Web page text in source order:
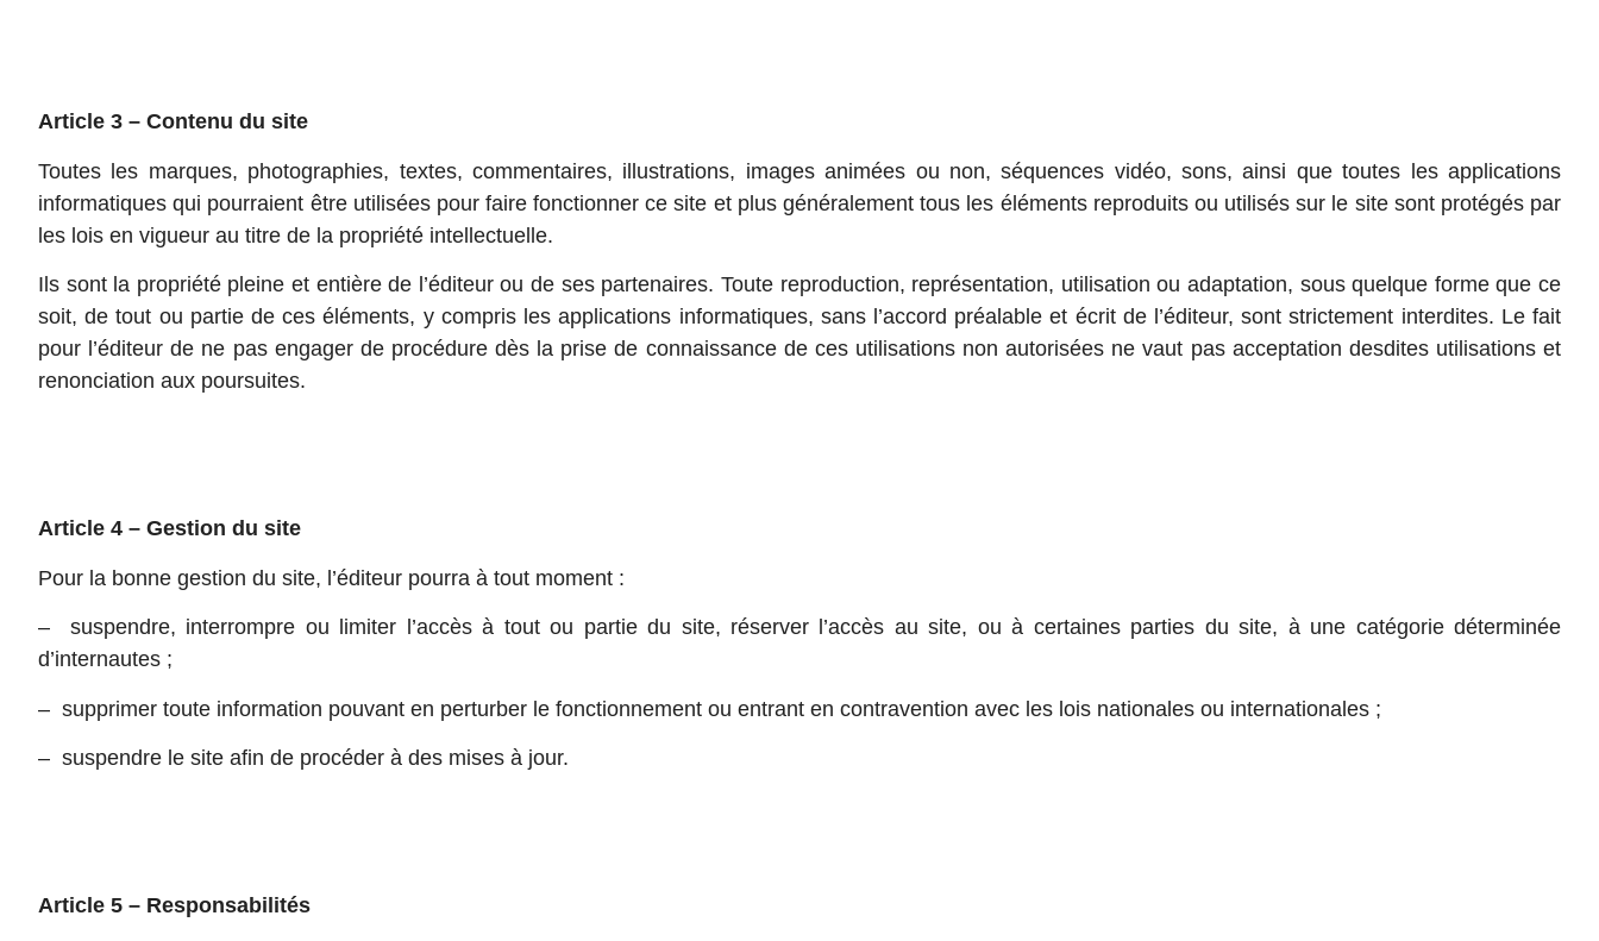
Article 3 – Contenu du site
Toutes les marques, photographies, textes, commentaires, illustrations, images animées ou non, séquences vidéo, sons, ainsi que toutes les applications
informatiques qui pourraient être utilisées pour faire fonctionner ce site et plus généralement tous les éléments reproduits ou utilisés sur le site sont protégés par
les lois en vigueur au titre de la propriété intellectuelle.
Ils sont la propriété pleine et entière de l’éditeur ou de ses partenaires. Toute reproduction, représentation, utilisation ou adaptation, sous quelque forme que ce
soit, de tout ou partie de ces éléments, y compris les applications informatiques, sans l’accord préalable et écrit de l’éditeur, sont strictement interdites. Le fait
pour l’éditeur de ne pas engager de procédure dès la prise de connaissance de ces utilisations non autorisées ne vaut pas acceptation desdites utilisations et
renonciation aux poursuites.
Article 4 – Gestion du site
Pour la bonne gestion du site, l’éditeur pourra à tout moment :
– suspendre, interrompre ou limiter l’accès à tout ou partie du site, réserver l’accès au site, ou à certaines parties du site, à une catégorie déterminée
d’internautes ;
– supprimer toute information pouvant en perturber le fonctionnement ou entrant en contravention avec les lois nationales ou internationales ;
– suspendre le site afin de procéder à des mises à jour.
Article 5 – Responsabilités